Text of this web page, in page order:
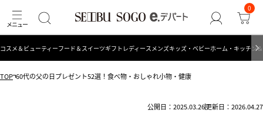
0
コスメ＆ビューティーフード＆スイーツギフト レディース メンズキッズ・ベビーホーム・キッチン
TOP 60代の父の日プレゼント52選！食べ物・おしゃれ小物・健康
公開日：2025.03.26更新日：2026.04.27